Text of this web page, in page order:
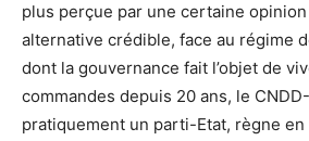
plus perçue par une certaine
alternative crédible, face au régime
dont la gouvernance fait l’objet de
commandes depuis 20 ans, le
pratiquement un parti-Etat, règne